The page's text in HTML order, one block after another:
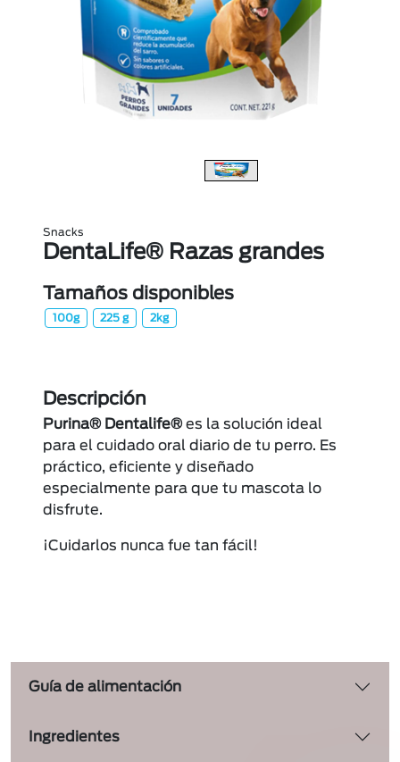
Snacks
DentaLife® Razas grandes
Tamaños disponibles
100g 225 g 2kg
Descripción
Purina® Dentalife®es la solución ideal
para el cuidado oral diario de tu perro. Es
práctico, eficiente y diseñado
especialmente para que tu mascota lo
disfrute.
¡Cuidarlos nunca fue tan fácil!
Guía de alimentación
Ingredientes